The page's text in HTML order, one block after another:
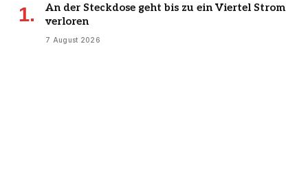
An der Steckdose geht bis zu ein Viertel Strom
verloren
7 August 2026